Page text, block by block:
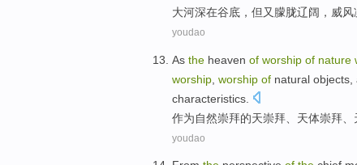
大河深在谷底 ，但 又 朦胧辽阔 ， 威风
youdao
As the heaven of worship of nature
worship worship of natural objects,
characteristics.
作为自然崇拜的天崇拜、 天体崇拜、
youdao